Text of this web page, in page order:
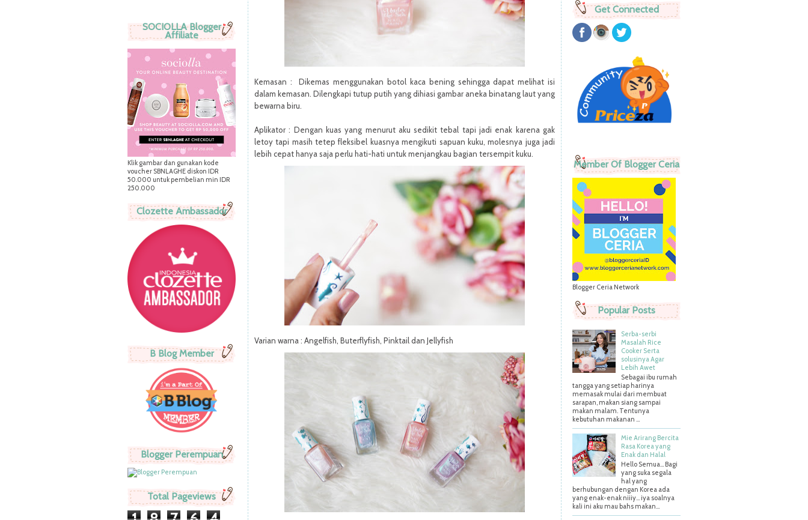
SOCIOLLA Blogger
Affiliate
Klik gambar dan gunakan kode
voucher SBNLAGHE diskon IDR
50.000 untuk pembelian min IDR
250.000
Clozette Ambassador
B Blog Member
Blogger Perempuan
Total Pageviews
Kemasan :
Dikemas menggunakan botol kaca bening sehingga dapat melihat isi
dalam kemasan. Dilengkapi tutup putih yang dihiasi gambar aneka binatang laut yang
bewarna biru.
Aplikator : Dengan kuas yang menurut aku sedikit tebal tapi jadi enak karena gak
letoy tapi masih tetep fleksibel kuasnya mengikuti sapuan kuku, molesnya juga jadi
lebih cepat hanya saja perlu hati-hati untuk menjangkau bagian tersempit kuku.
Varian warna : Angelfish, Buterflyfish, Pinktail dan Jellyfish
Get Connected
Member Of Blogger Ceria
Blogger Ceria Network
Popular Posts
Serba-serbi
Masalah Rice
Cooker Serta
solusinya Agar
Lebih Awet
Sebagai ibu rumah
tangga yang setiap harinya
memasak mulai dari membuat
sarapan, makan siang sampai
makan malam. Tentunya
kebutuhan makanan ...
Mie Arirang Bercita
Rasa Korea yang
Enak dan Halal
Hello Semua... Bagi
yang suka segala
hal yang
berhubungan dengan Korea ada
yang enak-enak niiiy... iya soalnya
kali ini aku mau bahs makan...